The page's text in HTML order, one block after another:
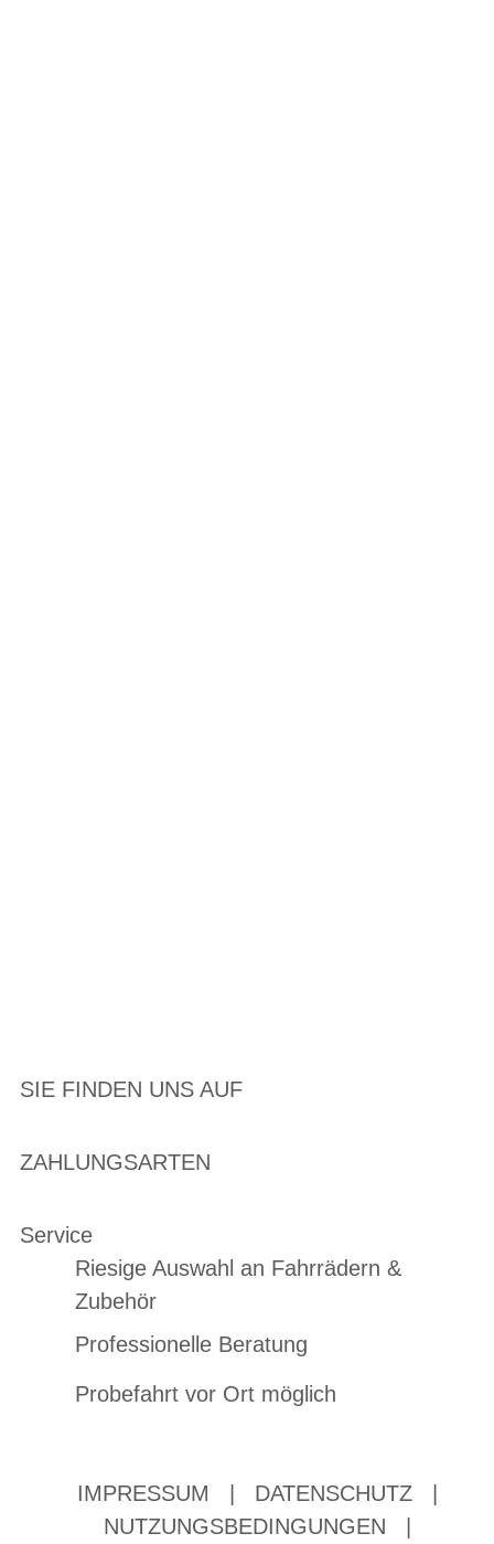
SIE FINDEN UNS AUF
ZAHLUNGSARTEN
Service
Riesige Auswahl an Fahrrädern &
Zubehör
Professionelle Beratung
Probefahrt vor Ort möglich
IMPRESSUM DATENSCHUTZ
NUTZUNGSBEDINGUNGEN